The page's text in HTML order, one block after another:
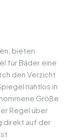
bieten
für Bäder eine
den Verzicht
nahtlos in
Größe
Regel über
direkt auf der